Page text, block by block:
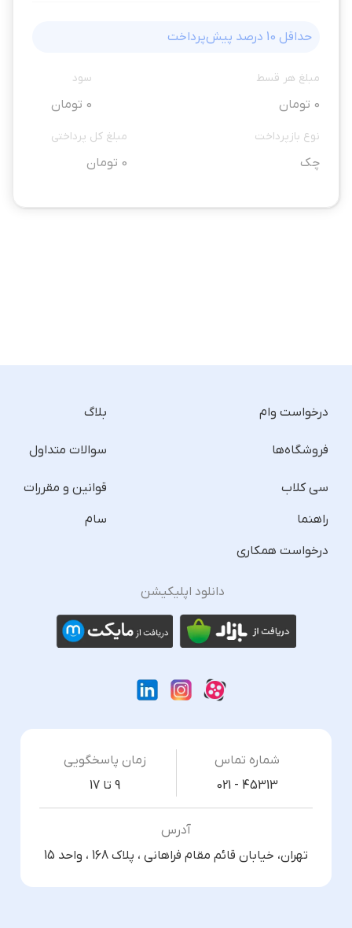
حداقل 10 درصد پیش‌پرداخت
مبلغ هر قسط
0 تومان
سود
0 تومان
نوع بازپرداخت
چک
مبلغ کل پرداختی
0 تومان
درخواست وام
فروشگاه‌ها
سی کلاب
راهنما
درخواست همکاری
بلاگ
سوالات متداول
قوانین و مقررات
سام
دانلود اپلیکیشن
شماره تماس
021 - 45313
زمان پاسخگویی
9 تا 17
آدرس
تهران، خیابان قائم مقام فراهانی ، پلاک 168 ، واحد 15